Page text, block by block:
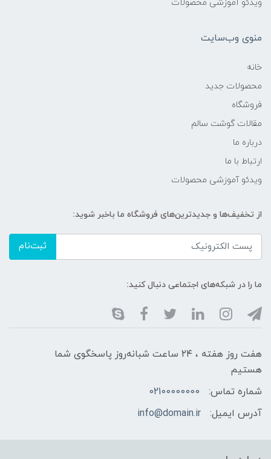
ویدئو آموزشی محصولات
منوی وب‌سایت
خانه
محصولات جدید
فروشگاه
مقالات گوشت سالم
درباره ما
ارتباط با ما
ویدئو آموزشی محصولات
از تخفیف‌ها و جدیدترین‌های فروشگاه ما باخبر شوید:
ثبت‌نام
ما را در شبکه‌های اجتماعی دنبال کنید:
هفت روز هفته ، ۲۴ ساعت شبانه‌روز پاسخگوی شما
هستیم
شماره تماس:
02100000000
آدرس ایمیل:
info@domain.ir